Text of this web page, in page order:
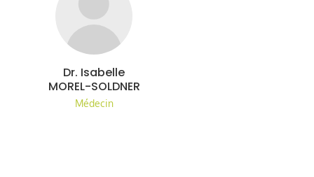
Dr. Isabelle
MOREL-SOLDNER
Médecin